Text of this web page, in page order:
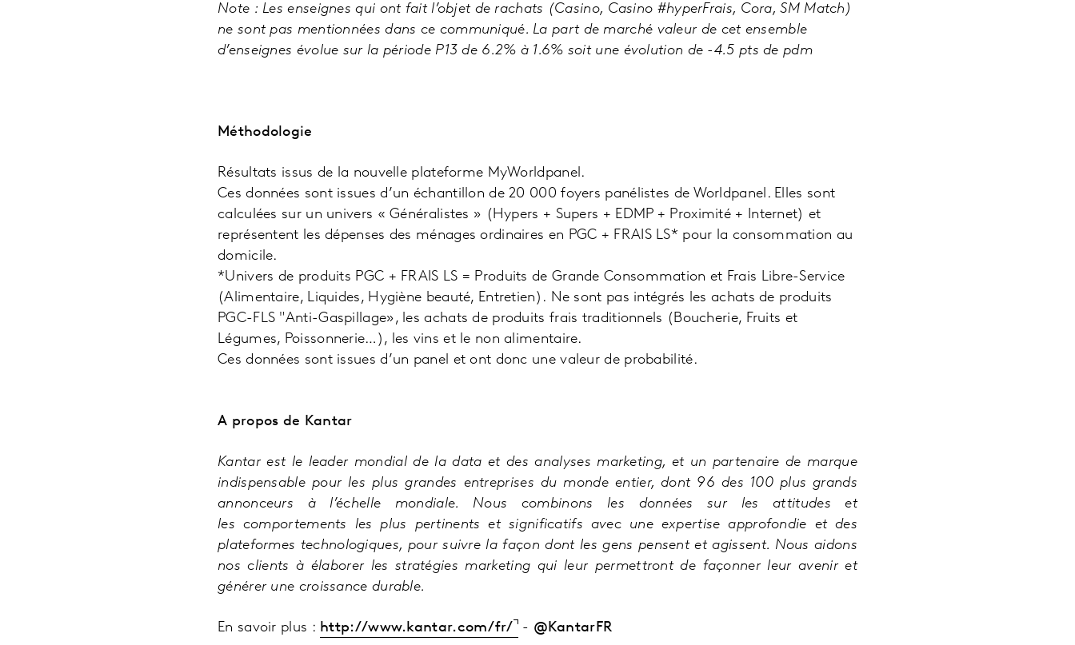
Note : Les enseignes qui ont fait l’objet de rachats (Casino, Casino #hyperFrais, Cora, SM Match)
ne sont pas mentionnées dans ce communiqué. La part de marché valeur de cet ensemble
d’enseignes évolue sur la période P13 de 6.2% à 1.6% soit une évolution de -4.5 pts de pdm
Méthodologie
Résultats issus de la nouvelle plateforme MyWorldpanel.
Ces données sont issues d’un échantillon de 20 000 foyers panélistes de Worldpanel. Elles sont
calculées sur un univers « Généralistes » (Hypers + Supers + EDMP + Proximité + Internet) et
représentent les dépenses des ménages ordinaires en PGC + FRAIS LS* pour la consommation au
domicile.
*Univers de produits PGC + FRAIS LS = Produits de Grande Consommation et Frais Libre-Service
(Alimentaire, Liquides, Hygiène beauté, Entretien). Ne sont pas intégrés les achats de produits
PGC-FLS "Anti-Gaspillage», les achats de produits frais traditionnels (Boucherie, Fruits et
Légumes, Poissonnerie…), les vins et le non alimentaire.
Ces données sont issues d’un panel et ont donc une valeur de probabilité.
A propos de Kantar
Kantar est le leader mondial de la data et des analyses marketing, et un partenaire de marque
indispensable pour les plus grandes entreprises du monde entier, dont 96 des 100 plus grands
annonceurs à l’échelle mondiale. Nous combinons les données sur les attitudes et
les comportements les plus pertinents et significatifs avec une expertise approfondie et des
plateformes technologiques, pour suivre la façon dont les gens pensent et agissent. Nous aidons
nos clients à élaborer les stratégies marketing qui leur permettront de façonner leur avenir et
générer une croissance durable.
En savoir plus : http://www.kantar.com/fr/ - @KantarFR